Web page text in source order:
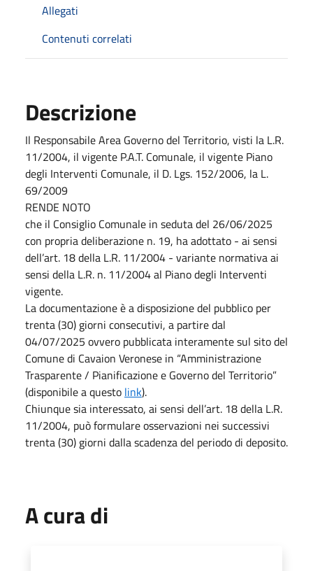
Allegati
Contenuti correlati
Descrizione
Il Responsabile Area Governo del Territorio, visti la L.R.
11/2004, il vigente P.A.T. Comunale, il vigente Piano
degli Interventi Comunale, il D. Lgs. 152/2006, la L.
69/2009
RENDE NOTO
che il Consiglio Comunale in seduta del 26/06/2025
con propria deliberazione n. 19, ha adottato - ai sensi
dell’art. 18 della L.R. 11/2004 - variante normativa ai
sensi della L.R. n. 11/2004 al Piano degli Interventi
vigente.
La documentazione è a disposizione del pubblico per
trenta (30) giorni consecutivi, a partire dal
04/07/2025 ovvero pubblicata interamente sul sito del
Comune di Cavaion Veronese in “Amministrazione
Trasparente / Pianificazione e Governo del Territorio”
(disponibile a questo link).
Chiunque sia interessato, ai sensi dell’art. 18 della L.R.
11/2004, può formulare osservazioni nei successivi
trenta (30) giorni dalla scadenza del periodo di deposito.
A cura di